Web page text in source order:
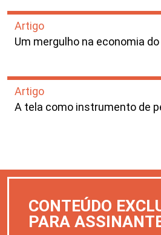
Artigo
Um mergulho na economia
Artigo
A tela como instrumento de
CONTEÚDO
PARA